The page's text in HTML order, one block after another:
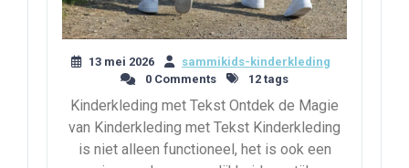
13 mei 2026
sammikids-kinderkleding
0 Comments
12 tags
Kinderkleding met Tekst Ontdek de Magie
van Kinderkleding met Tekst Kinderkleding
is niet alleen functioneel, het is ook een